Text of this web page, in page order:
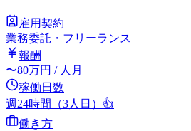
雇用契約
業務委託・フリーランス
報酬
〜80万円 / 人月
稼働日数
週24時間（3人日） 👍
働き方